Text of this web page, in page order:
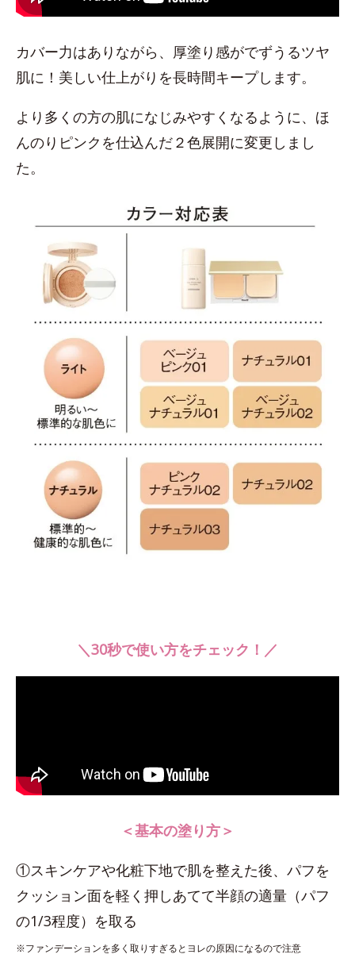
カバー力はありながら、厚塗り感がでずうるツヤ
肌に！美しい仕上がりを長時間キープします。
より多くの方の肌になじみやすくなるように、ほ
んのりピンクを仕込んだ２色展開に変更しまし
た。
＼30秒で使い方をチェック！／
＜基本の塗り方＞
①スキンケアや化粧下地で肌を整えた後、パフを
クッション面を軽く押しあてて半顔の適量（パフ
の1/3程度）を取る
※ファンデーションを多く取りすぎるとヨレの原因になるので注意